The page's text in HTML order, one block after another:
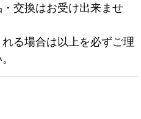
交換はお受け出来ませ
る場合は以上を必ずご理